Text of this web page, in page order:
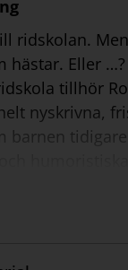
ridskolan.
hästar. Eller …?
tillhör
nyskrivna,
barnen
varje bok finns